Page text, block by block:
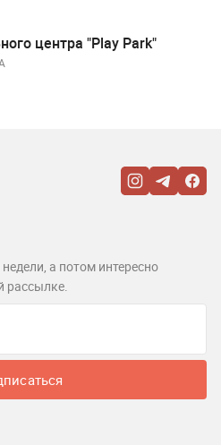
центра "Play Park"
а потом интересно
рассылке.